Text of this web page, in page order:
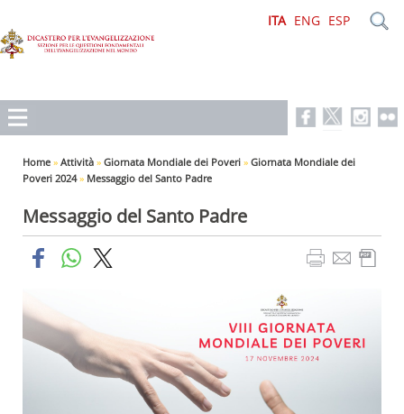
ITA ENG ESP
Home » Attività » Giornata Mondiale dei Poveri » Giornata Mondiale dei
Poveri 2024» Messaggio del Santo Padre
Messaggio del Santo Padre